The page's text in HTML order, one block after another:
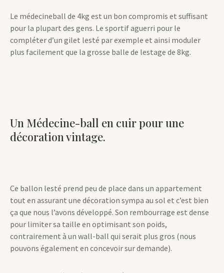
Le médecineball de 4kg est un bon compromis et suffisant
pour la plupart des gens. Le sportif aguerri pour le
compléter d’un gilet lesté par exemple et ainsi moduler
plus facilement que la grosse balle de lestage de 8kg.
Un Médecine-ball en cuir pour une
décoration vintage.
Ce ballon lesté prend peu de place dans un appartement
tout en assurant une décoration sympa au sol et c’est bien
ça que nous l’avons développé. Son rembourrage est dense
pour limiter sa taille en optimisant son poids,
contrairement à un wall-ball qui serait plus gros (nous
pouvons également en concevoir sur demande).